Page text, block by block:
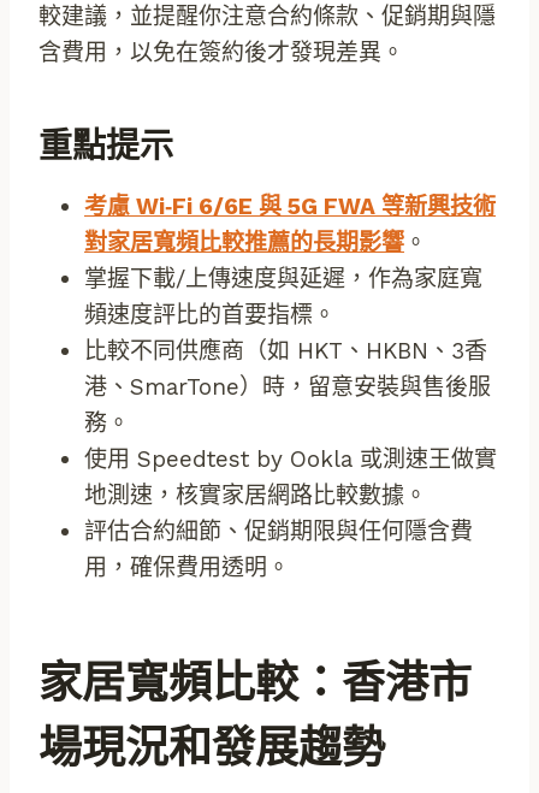
較建議，並提醒你注意合約條款、促銷期與隱
含費用，以免在簽約後才發現差異。
重點提示
考慮 Wi‑Fi 6/6E 與 5G FWA 等新興技術
對家居寬頻比較推薦的長期影響 。
掌握下載/上傳速度與延遲，作為家庭寬
頻速度評比的首要指標。
比較不同供應商（如 HKT、HKBN、3香
港、SmarTone）時，留意安裝與售後服
務。
使用 Speedtest by Ookla 或測速王做實
地測速，核實家居網路比較數據。
評估合約細節、促銷期限與任何隱含費
用，確保費用透明。
家居寬頻比較：香港市
場現況和發展趨勢